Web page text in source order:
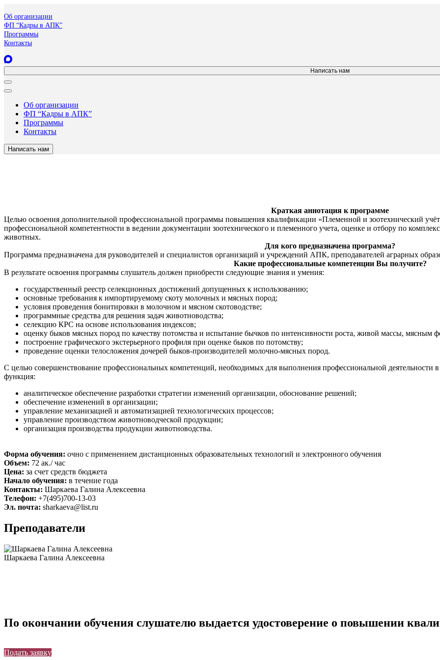
Об организации
ФП “Кадры в АПК”
Программы
Контакты
Написать нам
Об организации
ФП “Кадры в АПК”
Программы
Контакты
Написать нам
Краткая аннотация к программе
Целью освоения дополнительной профессиональной программы повышения квалификации «Племенной и зоотехнический учёт
профессиональной компетентности в ведении документации зоотехнического и племенного учета, оценке и отбору по
животных.
Для кого предназначена программа?
Программа предназначена для руководителей и специалистов организаций и учреждений АПК, преподавателей аграрных
Какие профессиональные компетенции Вы получите?
В результате освоения программы слушатель должен приобрести следующие знания и умения:
государственный реестр селекционных достижений допущенных к использованию;
основные требования к импортируемому скоту молочных и мясных пород;
условия проведения бонитировки в молочном и мясном скотоводстве;
программные средства для решения задач животноводства;
селекцию КРС на основе использования индексов;
оценку быков мясных пород по качеству потомства и испытание бычков по интенсивности роста, живой массы, мясным
построение графического экстерьерного профиля при оценке быков по потомству;
проведение оценки телосложения дочерей быков-производителей молочно-мясных пород.
С целью совершенствование профессиональных компетенций, необходимых для выполнения профессиональной деятельности
функция:
аналитическое обеспечение разработки стратегии изменений организации, обоснование решений;
обеспечение изменений в организации;
управление механизацией и автоматизацией технологических процессов;
управление производством животноводческой продукции;
организация производства продукции животноводства.
Форма обучения: очно с применением дистанционных образовательных технологий и электронного обучения
Объем: 72 ак./ час
Цена: за счет средств бюджета
Начало обучения: в течение года
Контакты: Шаркаева Галина Алексеевна
Телефон: +7(495)700-13-03
Эл. почта: sharkaeva@list.ru
Преподаватели
Шаркаева Галина Алексеевна
По окончании обучения слушателю выдается удостоверение о повышении
Подать заявку